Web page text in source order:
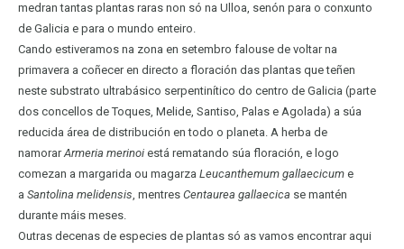
medran tantas plantas raras non só na Ulloa, senón para o conxunto
de Galicia e para o mundo enteiro.
Cando estiveramos na zona en setembro falouse de voltar na
primavera a coñecer en directo a floración das plantas que teñen
neste substrato ultrabásico serpentinítico do centro de Galicia (parte
dos concellos de Toques, Melide, Santiso, Palas e Agolada) a súa
reducida área de distribución en todo o planeta. A herba de
namorarArmeria merinoi está rematando súa floración, e logo
comezan a margarida ou magarza Leucanthemum gallaecicum e
a Santolina melidensis, mentres Centaurea gallaecica se mantén
durante máis meses.
Outras decenas de especies de plantas só as vamos encontrar aqui